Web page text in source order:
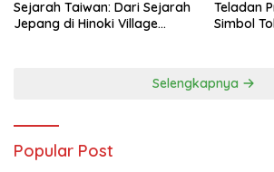
Sejarah Taiwan: Dari Sejarah
Jepang di Hinoki Village
Teladan
Simbol
Selengkapnya
Popular Post